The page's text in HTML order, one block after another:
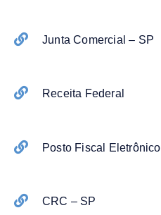
Junta Comercial – SP
Receita Federal
Posto Fiscal Eletrônico
CRC – SP